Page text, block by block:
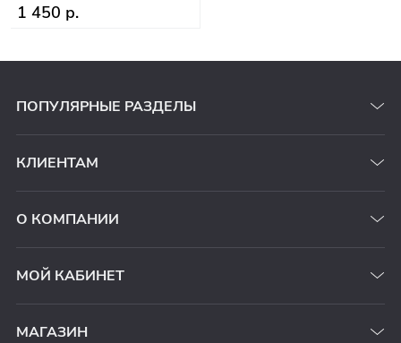
1 450 р.
ПОПУЛЯРНЫЕ РАЗДЕЛЫ
КЛИЕНТАМ
О КОМПАНИИ
МОЙ КАБИНЕТ
МАГАЗИН